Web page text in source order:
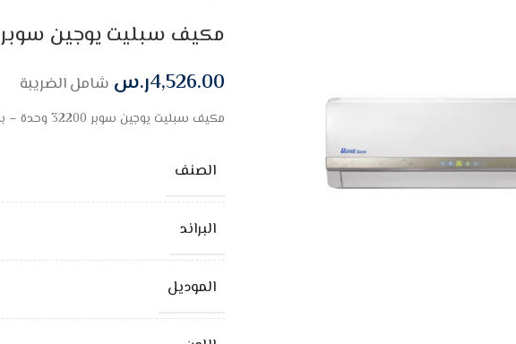
مكيف سبليت يوجين سوبر 32200 وحدة – بارد
4,526.00ر.س شامل الضريبة
مكيف سبليت يوجين سوبر 32200 وحدة – بارد
الصنف
البراند
الموديل